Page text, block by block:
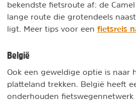
bekendste fietsroute af: de
lange route die grotendeels
ligt. Meer tips voor een fietsreis
België
Ook een geweldige optie is naar
platteland trekken. België heeft
onderhouden fietswegennetwerk